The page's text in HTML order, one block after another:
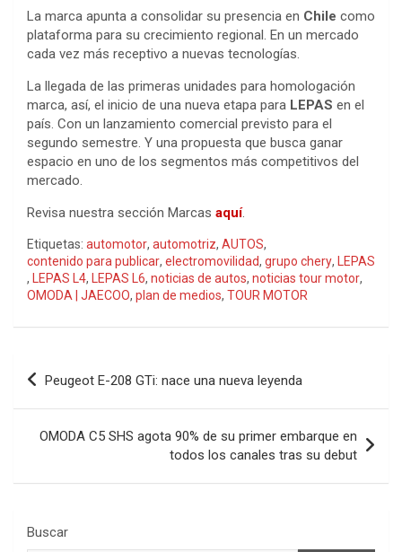
La marca apunta a consolidar su presencia en Chile como
plataforma para su crecimiento regional. En un mercado
cada vez más receptivo a nuevas tecnologías.
La llegada de las primeras unidades para homologación
marca, así, el inicio de una nueva etapa para LEPAS en el
país. Con un lanzamiento comercial previsto para el
segundo semestre. Y una propuesta que busca ganar
espacio en uno de los segmentos más competitivos del
mercado.
Revisa nuestra sección Marcas aquí.
Etiquetas: automotor, automotriz, AUTOS,
contenido para publicar, electromovilidad, grupo chery,
LEPAS
,
LEPAS L4, LEPAS L6, noticias de autos, noticias tour motor,
OMODA | JAECOO, plan de medios, TOUR MOTOR
Navegación
entradas
Peugeot E-208 GTi: nace una nueva leyenda
OMODA C5 SHS agota 90% de su primer embarque en
todos los canales tras su debut
Buscar